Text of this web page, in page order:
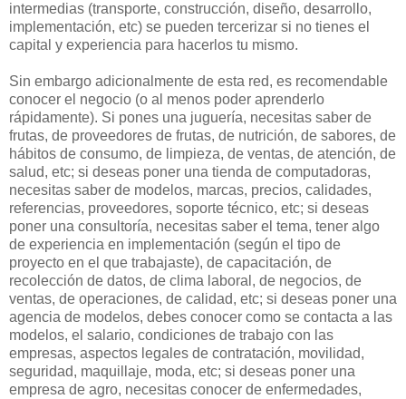
intermedias (transporte, construcción, diseño, desarrollo,
implementación, etc) se pueden tercerizar si no tienes el
capital y experiencia para hacerlos tu mismo.
Sin embargo adicionalmente de esta red, es recomendable
conocer el negocio (o al menos poder aprenderlo
rápidamente). Si pones una juguería, necesitas saber de
frutas, de proveedores de frutas, de nutrición, de sabores, de
hábitos de consumo, de limpieza, de ventas, de atención, de
salud, etc; si deseas poner una tienda de computadoras,
necesitas saber de modelos, marcas, precios, calidades,
referencias, proveedores, soporte técnico, etc; si deseas
poner una consultoría, necesitas saber el tema, tener algo
de experiencia en implementación (según el tipo de
proyecto en el que trabajaste), de capacitación, de
recolección de datos, de clima laboral, de negocios, de
ventas, de operaciones, de calidad, etc; si deseas poner una
agencia de modelos, debes conocer como se contacta a las
modelos, el salario, condiciones de trabajo con las
empresas, aspectos legales de contratación, movilidad,
seguridad, maquillaje, moda, etc; si deseas poner una
empresa de agro, necesitas conocer de enfermedades,